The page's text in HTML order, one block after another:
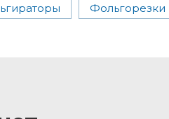
Фольгорезки